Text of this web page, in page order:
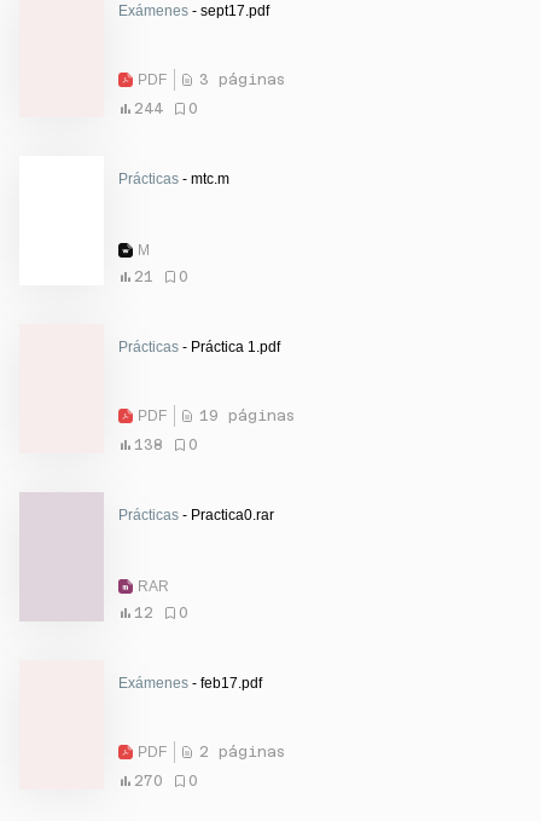
Exámenes - sept17.pdf
PDF
3 páginas
244
0
Prácticas - mtc.m
M
21
0
Prácticas - Práctica 1.pdf
PDF
19 páginas
138
0
Prácticas - Practica0.rar
RAR
12
0
Exámenes - feb17.pdf
PDF
2 páginas
270
0